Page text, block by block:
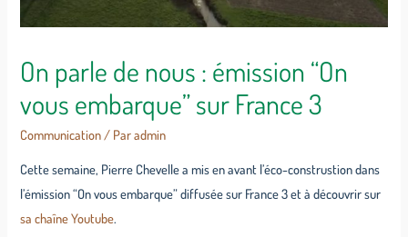
On parle de nous : émission “On
vous embarque” sur France 3
Communication / Paradmin
Cette semaine, Pierre Chevelle a mis en avant l’éco-construstion dans
l’émission “On vous embarque” diffusée sur France 3 et à découvrir sur
sa chaîne Youtube.